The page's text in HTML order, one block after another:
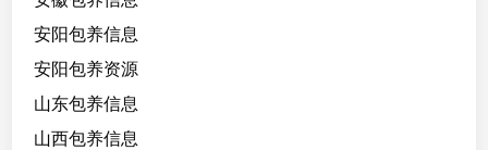
安阳包养信息
安阳包养资源
山东包养信息
山西包养信息